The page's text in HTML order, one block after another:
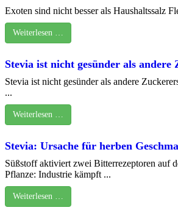
Exoten sind nicht besser als Haushaltssalz
Weiterlesen …
Stevia ist nicht gesünder als andere
Stevia ist nicht gesünder als andere
...
Weiterlesen …
Stevia: Ursache für herben
Süßstoff aktiviert zwei Bitterrezeptoren auf
Pflanze: Industrie kämpft ...
Weiterlesen …